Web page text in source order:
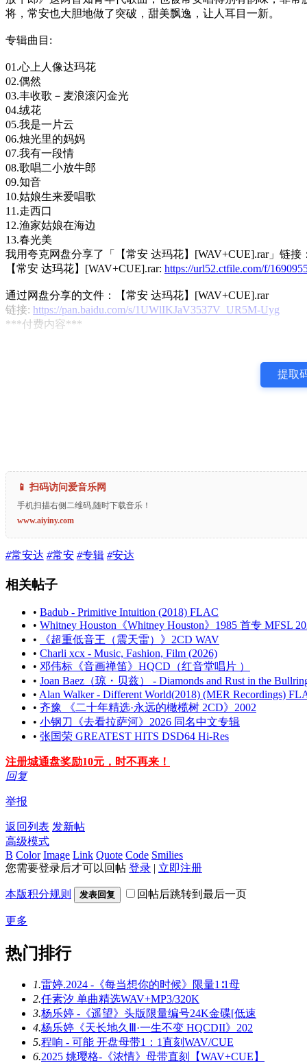
将，常安也大胆地做了突破，甜美飘逸，让人耳目一新。
专辑曲目:
01.心上人像达玛花
02.偶然
03.丰收歌－麦浪滚闪金光
04.绒花
05.我是一片云
06.烛光里的妈妈
07.我有一段情
08.歌唱二小放牛郎
09.知音
10.姑娘生来爱唱歌
11.走西口
12.渔家姑娘在海边
13.春光美
我用夸克网盘分享了「【常安 达玛花】[WAV+CUE].rar」链接
【常安 达玛花】[WAV+CUE].rar: https://url52.ctfile.com/f/
通过网盘分享的文件：【常安 达玛花】[WAV+CUE].rar
链接: https://pan.baidu.com/s/1UWlIKJaV3537V_UR5M-Uyg
***付费内容***
提取
📱 扫码访问爱音乐网
手机扫描右侧二维码,随时下载音乐！
www.aiyiny.com
#常安达 #常安 #专辑 #安达
相关帖子
• Badub - Primitive Intuition (2018) FLAC
• Whitney Houston《Whitney Houston》1985 首专 MFSL
•
《超重低音王（震天雷）》2CD WAV
• Charli xcx - Music, Fashion, Film (2026)
• 邓伟标《音画禅笛》HQCD（红音堂唱片 ）
• Joan Baez（琼・贝兹） - Diamonds and Rust in the
• Alan Walker - Different World(2018) (MER Recordings)
• 齐豫 《二十年精选·永远的橄榄树 2CD》2002
• 小钢刀《去看拉萨河》2026 同名中文专辑
• 张国荣 GREATEST HITS DSD64 Hi-Res
注册城通盘奖励10元，时不再来！
回复
举报
返回列表 发新帖
高级模式
B Color Image Link Quote Code Smilies
您需要登录后才可以回帖 登录 | 立即注册
本版积分规则 发表回复 回帖后跳转到最后一页
更多
热门排行
1.雷婷.2024 -《每当想你的时候》限量1∶1母
2.任素汐 单曲精选WAV+MP3/320K
3.杨乐婷 -《遥望》头版限量编号24K金碟[低速
4.杨乐婷《天长地久Ⅲ·一生不变 HQCDII》202
5.程响 - 可能 开盘母带1：1直刻WAV/CUE
6.2025 姚璎格-《浓情》母带直刻【WAV+CUE】